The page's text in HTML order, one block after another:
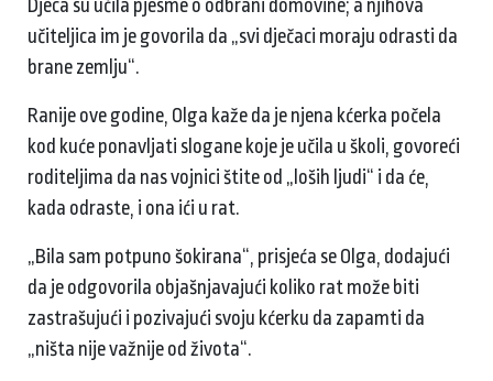
Djeca su učila pjesme o odbrani domovine; a njihova
učiteljica im je govorila da „svi dječaci moraju odrasti da
brane zemlju“.
Ranije ove godine, Olga kaže da je njena kćerka počela
kod kuće ponavljati slogane koje je učila u školi, govoreći
roditeljima da nas vojnici štite od „loših ljudi“ i da će,
kada odraste, i ona ići u rat.
„Bila sam potpuno šokirana“, prisjeća se Olga, dodajući
da je odgovorila objašnjavajući koliko rat može biti
zastrašujući i pozivajući svoju kćerku da zapamti da
„ništa nije važnije od života“.